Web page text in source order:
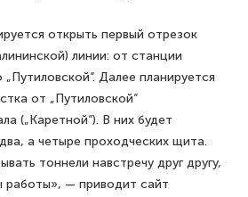
открыть первый отрезок
линии: от станции
Далее планируется
от „Путиловской“
(„Каретной“). В них будет
а четыре проходческих щита.
тоннели навстречу друг другу,
работы», — приводит сайт